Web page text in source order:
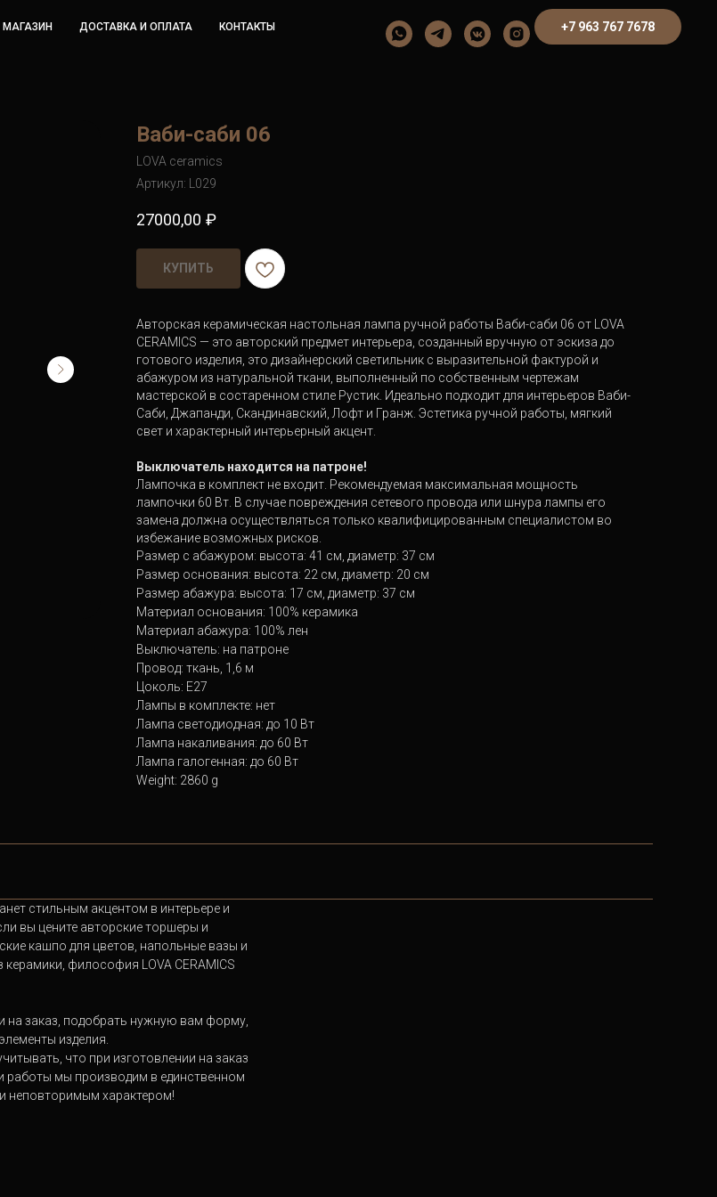
МАГАЗИН ДОСТАВКА И ОПЛАТА КОНТАКТЫ +7 963 767 7678
Ваби-саби 06
LOVA ceramics
Артикул:
L029
27000,00 ₽
КУПИТЬ
Авторская керамическая настольная лампа ручной работы Ваби-саби 06 от LOVA
CERAMICS — это авторский предмет интерьера, созданный вручную от эскиза до
готового изделия, это дизайнерский светильник с выразительной фактурой и
абажуром из натуральной ткани, выполненный по собственным чертежам
мастерской в состаренном стиле Рустик. Идеально подходит для интерьеров Ваби-
Саби, Джапанди, Скандинавский, Лофт и Гранж. Эстетика ручной работы, мягкий
свет и характерный интерьерный акцент.
Выключатель находится на патроне!
Лампочка в комплект не входит. Рекомендуемая максимальная мощность
лампочки 60 Вт. В случае повреждения сетевого провода или шнура лампы его
замена должна осуществляться только квалифицированным специалистом во
избежание возможных рисков.
Размер с абажуром: высота: 41 см, диаметр: 37 см
Размер основания: высота: 22 см, диаметр: 20 см
Размер абажура: высота: 17 см, диаметр: 37 см
Материал основания: 100% керамика
Материал абажура: 100% лен
Выключатель: на патроне
Провод: ткань, 1,6 м
Цоколь: Е27
Лампы в комплекте: нет
Лампа светодиодная: до 10 Вт
Лампа накаливания: до 60 Вт
Лампа галогенная: до 60 Вт
Weight: 2860 g
стильным акцентом в интерьере и
вы цените авторские торшеры и
кашпо для цветов, напольные вазы и
философия LOVA CERAMICS
на заказ, подобрать нужную вам форму,
изделия.
что при изготовлении на заказ
работы мы производим в единственном
неповторимым характером!